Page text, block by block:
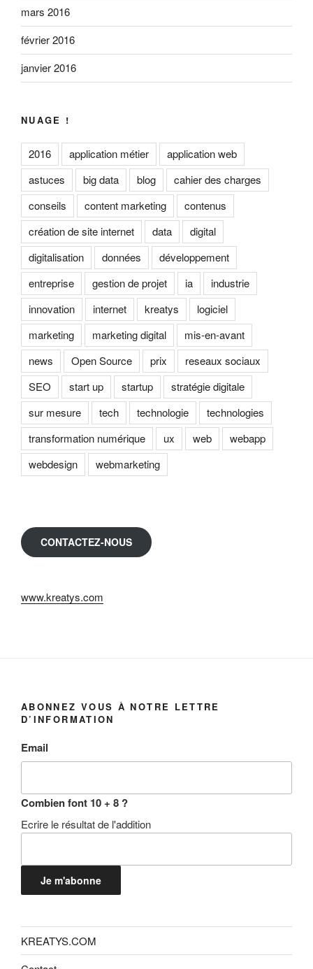
mars 2016
février 2016
janvier 2016
NUAGE !
2016 application métier
application web
astuces
big data blog
cahier des charges
conseils
content marketing
contenus
création de site internet
data
digital
digitalisation
données
développement
entreprise
gestion de projet ia
industrie
innovation
internet kreatys
logiciel
marketing
marketing digital
mis-en-avant
news
Open Source prix
reseaux sociaux
SEO
start up startup
stratégie digitale
sur mesure
tech technologie
technologies
transformation numérique
ux web
webapp
webdesign
webmarketing
CONTACTEZ-NOUS
www.kreatys.com
ABONNEZ VOUS À NOTRE LETTRE
D’INFORMATION
Email
Combien font 10 + 8 ?
Ecrire le résultat de l'addition
Je m'abonne
KREATYS.COM